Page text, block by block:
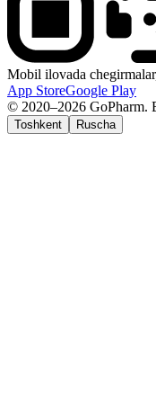
Mobil ilovada
App StoreGoogle Play
© 2020–2026 GoPharm.
Toshkent Ruscha